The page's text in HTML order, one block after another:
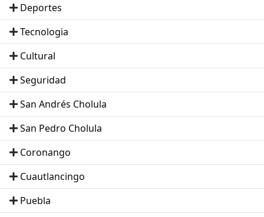
Deportes
Tecnologia
Cultural
Seguridad
San Andrés Cholula
San Pedro Cholula
Coronango
Cuautlancingo
Puebla